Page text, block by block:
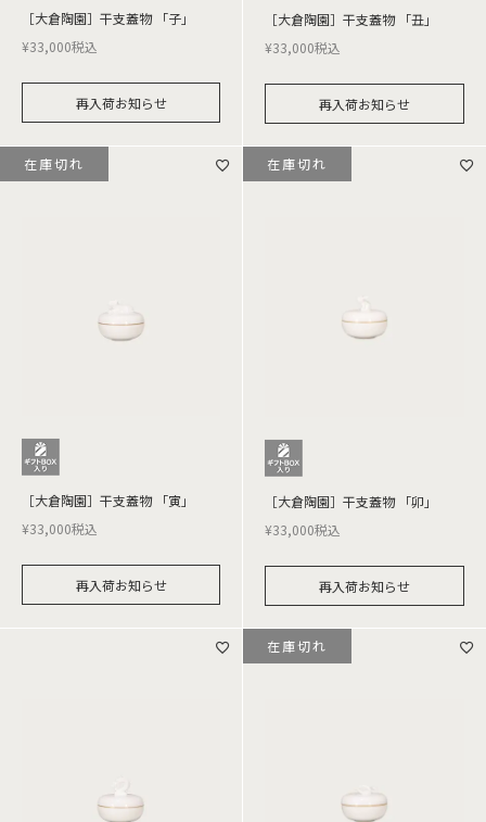
［大倉陶園］干支蓋物 「子」
¥33,000税込
再入荷お知らせ
［大倉陶園］干支蓋物 「丑」
¥33,000税込
再入荷お知らせ
［大倉陶園］干支蓋物 「寅」
¥33,000税込
再入荷お知らせ
在庫切れ
［大倉陶園］干支蓋物 「卯」
¥33,000税込
再入荷お知らせ
在庫切れ
在庫切れ